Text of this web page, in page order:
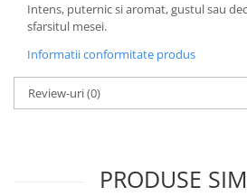
Intens, puternic si aromat, gustul sau
sfarsitul mesei.
Informatii conformitate produs
Review-uri(0)
PRODUSE